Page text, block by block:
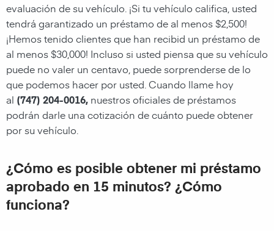
evaluación de su vehículo. ¡Si tu vehículo califica, usted
tendrá garantizado un préstamo de al menos $2,500!
¡Hemos tenido clientes que han recibid un préstamo de
al menos $30,000! Incluso si usted piensa que su vehículo
puede no valer un centavo, puede sorprenderse de lo
que podemos hacer por usted. Cuando llame hoy
al (747) 204-0016, nuestros oficiales de préstamos
podrán darle una cotización de cuánto puede obtener
por su vehículo.
¿Cómo es posible obtener mi préstamo
aprobado en 15 minutos? ¿Cómo
funciona?